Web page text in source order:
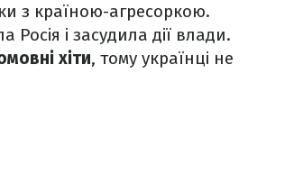
з країною-агресоркою.
і засудила дії влади.
хіти, тому українці не